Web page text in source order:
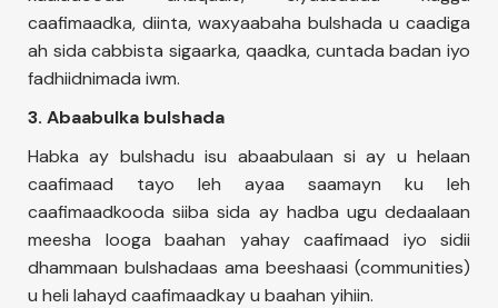
caafimaadka, diinta, waxyaabaha bulshada u caadiga
ah sida cabbista sigaarka, qaadka, cuntada badan iyo
fadhiidnimada iwm.
3. Abaabulka bulshada
Habka ay bulshadu isu abaabulaan si ay u helaan
caafimaad tayo leh ayaa saamayn ku leh
caafimaadkooda siiba sida ay hadba ugu dedaalaan
meesha looga baahan yahay caafimaad iyo sidii
dhammaan bulshadaas ama beeshaasi (communities)
u heli lahayd caafimaadkay u baahan yihiin.